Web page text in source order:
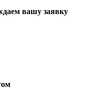
вашу заявку